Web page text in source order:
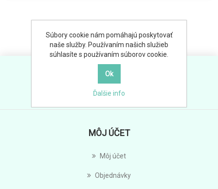
MÔJ ÚČET
Môj účet
Objednávky
Súbory cookie nám pomáhajú poskytovať
naše služby. Používaním našich služieb
súhlasíte s používaním súborov cookie.
Ďalšie info